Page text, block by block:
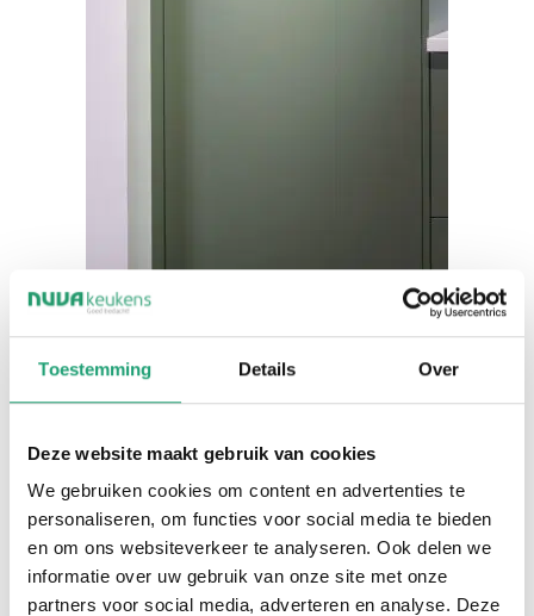
Toestemming Details Over
Deze website maakt gebruik van cookies
We gebruiken cookies om content en advertenties te
personaliseren, om functies voor social media te bieden
en om ons websiteverkeer te analyseren. Ook delen we
informatie over uw gebruik van onze site met onze
partners voor social media, adverteren en analyse. Deze
MODERN COMPACT
Hoekkeuken met